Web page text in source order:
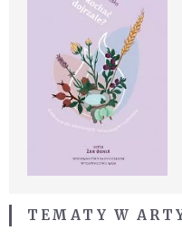
TEMATY W